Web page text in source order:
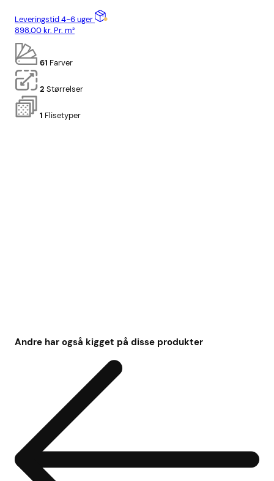
Leveringstid 4-6 uger
898,00kr. Pr. m²
61 Farver
2 Størrelser
1 Flisetyper
Andre har også kigget på disse produkter